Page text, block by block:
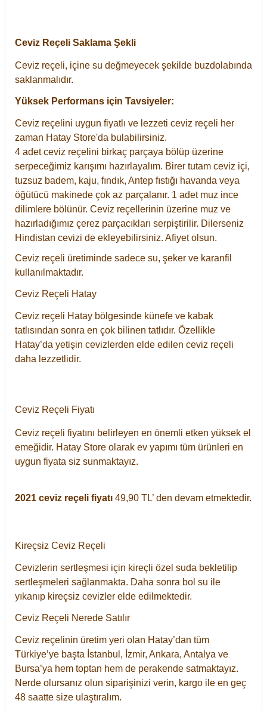
Ceviz Reçeli Saklama Şekli
Ceviz reçeli, içine su değmeyecek şekilde buzdolabında
saklanmalıdır.
Yüksek Performans için Tavsiyeler:
Ceviz reçelini uygun fiyatlı ve lezzeti ceviz reçeli her
zaman Hatay Store'da bulabilirsiniz.
4 adet ceviz reçelini birkaç parçaya bölüp üzerine
serpeceğimiz karışımı hazırlayalım. Birer tutam ceviz içi,
tuzsuz badem, kaju, fındık, Antep fıstığı havanda veya
öğütücü makinede çok az parçalanır. 1 adet muz ince
dilimlere bölünür. Ceviz reçellerinin üzerine muz ve
hazırladığımız çerez parçacıkları serpiştirilir. Dilerseniz
Hindistan cevizi de ekleyebilirsiniz. Afiyet olsun.
Ceviz reçeli üretiminde sadece su, şeker ve karanfil
kullanılmaktadır.
Ceviz Reçeli Hatay
Ceviz reçeli Hatay bölgesinde künefe ve kabak
tatlısından sonra en çok bilinen tatlıdır. Özellikle
Hatay’da yetişin cevizlerden elde edilen ceviz reçeli
daha lezzetlidir.
Ceviz Reçeli Fiyatı
Ceviz reçeli fiyatını belirleyen en önemli etken yüksek el
emeğidir. Hatay Store olarak ev yapımı tüm ürünleri en
uygun fiyata siz sunmaktayız.
2021 ceviz reçeli fiyatı 49,90 TL’ den devam etmektedir.
Kireçsiz Ceviz Reçeli
Cevizlerin sertleşmesi için kireçli özel suda bekletilip
sertleşmeleri sağlanmakta. Daha sonra bol su ile
yıkanıp kireçsiz cevizler elde edilmektedir.
Ceviz Reçeli Nerede Satılır
Ceviz reçelinin üretim yeri olan Hatay’dan tüm
Türkiye’ye başta İstanbul, İzmir, Ankara, Antalya ve
Bursa’ya hem toptan hem de perakende satmaktayız.
Nerde olursanız olun siparişinizi verin, kargo ile en geç
48 saatte size ulaştıralım.